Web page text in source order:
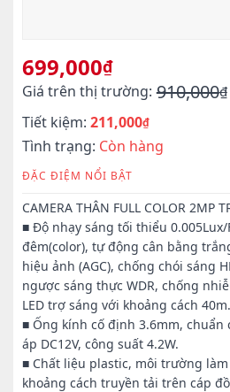
910,000₫
gốc
là:
910,000₫.
699,000₫
hiện
tại
là:
699,000₫.
Giá trên thị trường:
Tiết kiệm: 211,000₫
Tình trạng: Còn hàng
ĐẶC ĐIỆM NỔI BẬT
CAMERA THÂN FULL COLOR 2MP
■ Độ nhạy sáng tối thiểu 0.005Lux/
đêm(color), tự động cân bằng
hiệu ảnh (AGC), chống chói sáng
ngược sáng thực WDR, chống
LED trợ sáng với khoảng cách 40m.
■ Ống kính cố định 3.6mm, chuẩn
áp DC12V, công suất 4.2W.
■ Chất liệu plastic, môi trường làm
khoảng cách truyền tải trên cáp